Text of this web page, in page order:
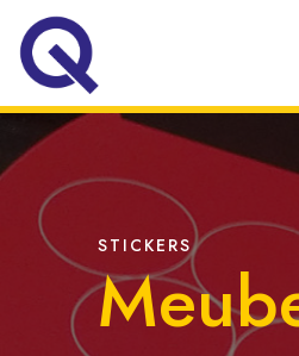
STICKERS